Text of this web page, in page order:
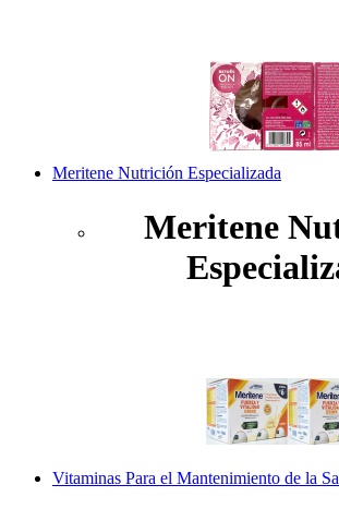
Meritene Nutrición Especializada
Meritene
Vitaminas Para el Mantenimiento de la